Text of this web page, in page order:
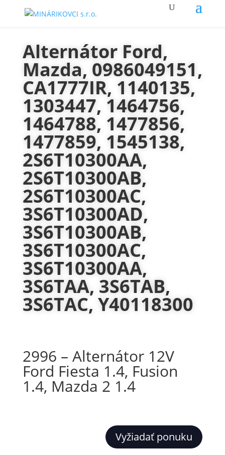
Alternátor Ford,
Mazda, 0986049151,
CA1777IR, 1140135,
1303447, 1464756,
1464788, 1477856,
1477859, 1545138,
2S6T10300AA,
2S6T10300AB,
2S6T10300AC,
3S6T10300AD,
3S6T10300AB,
3S6T10300AC,
3S6T10300AA,
3S6TAA, 3S6TAB,
3S6TAC, Y40118300
2996 – Alternátor 12V
Ford Fiesta 1.4, Fusion
1.4, Mazda 2 1.4
Vyžiadať ponuku